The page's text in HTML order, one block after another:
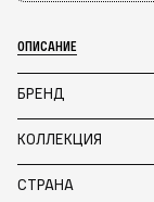
ОПИСАНИЕ
БРЕНД
КОЛЛЕКЦИЯ
СТРАНА